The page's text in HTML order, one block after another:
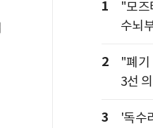
1
"모즈
수뇌
2
"폐기
3선
3
'독수